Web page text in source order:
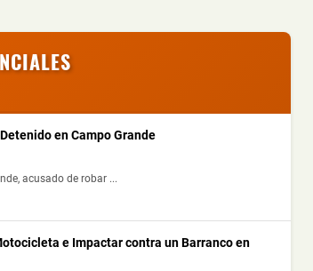
en Campo Grande
acusado de robar ...
e Impactar contra un Barranco en